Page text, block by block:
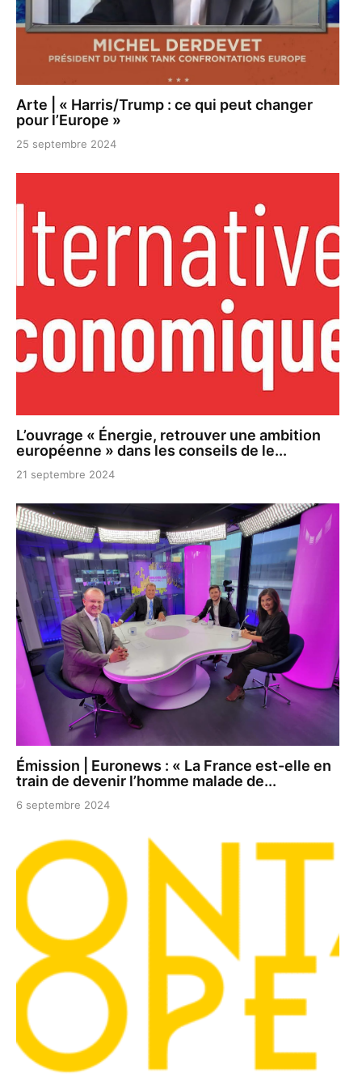
Arte | « Harris/Trump : ce qui peut changer
pour l’Europe »
25 septembre 2024
L’ouvrage « Énergie, retrouver une ambition
européenne » dans les conseils de le...
21 septembre 2024
Émission | Euronews : « La France est-elle en
train de devenir l’homme malade de...
6 septembre 2024